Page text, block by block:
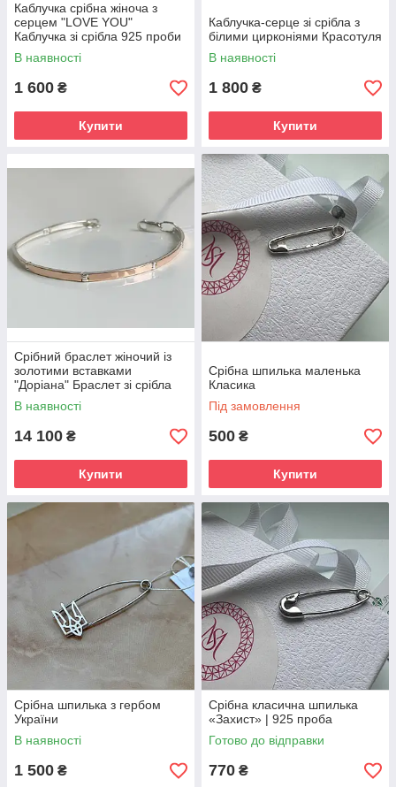
Каблучка срібна жіноча з
серцем "LOVE YOU"
Каблучка зі срібла 925 проби
з фіанітами
В наявності
1 600 ₴
Купити
Каблучка-серце зі срібла з
білими цирконіями Красотуля
В наявності
1 800 ₴
Купити
Срібний браслет жіночий із
золотими вставками
"Доріана" Браслет зі срібла
925 проби та золотом 375
проби
В наявності
14 100 ₴
Купити
Срібна шпилька маленька
Класика
Під замовлення
500 ₴
Купити
Срібна шпилька з гербом
України
В наявності
1 500 ₴
Срібна класична шпилька
«Захист» | 925 проба
Готово до відправки
770 ₴